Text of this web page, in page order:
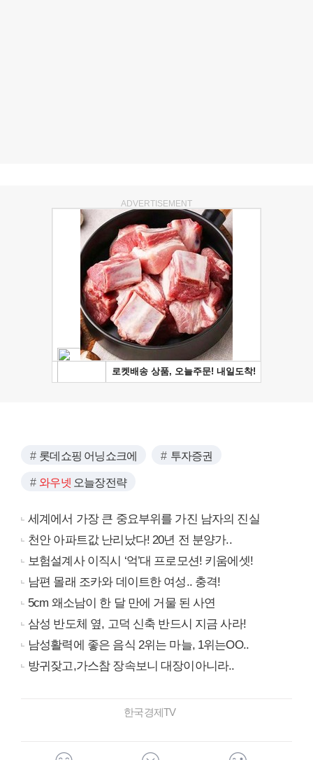
ADVERTISEMENT
롯데쇼핑 어닝쇼크에 투자증권
와우넷 오늘장전략
세계에서 가장 큰 중요부위를 가진 남자의 진실
천안 아파트값 난리났다! 20년 전 분양가..
보험설계사 이직시 ‘억’대 프로모션! 키움에셋!
남편 몰래 조카와 데이트한 여성.. 충격!
5cm 왜소남이 한 달 만에 거물 된 사연
삼성 반도체 옆, 고덕 신축 반드시 지금 사라!
남성활력에 좋은 음식 2위는 마늘, 1위는OO..
방귀잦고,가스참 장속보니 대장이아니라..
한국경제TV